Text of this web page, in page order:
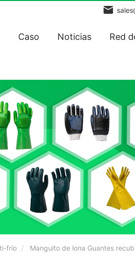
Caso Noticias Red
frío Manguito de lona Guantes